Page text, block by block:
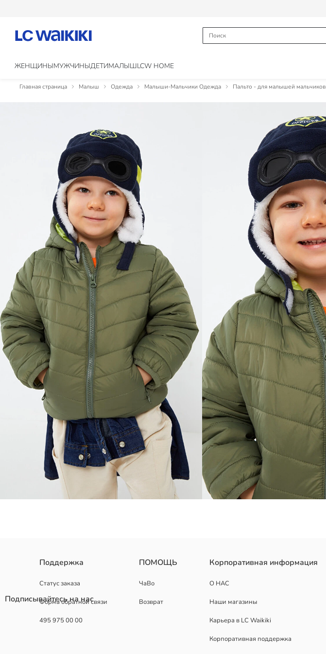
ЖЕНЩИНЫМУЖЧИНЫДЕТИМАЛЫШLCW HOME
Главная страница Малыш Одежда Малыши-Мальчики Одежда Пальто - для малышей мальчиков
Наполнитель:
Продавец:
Поддержка
Статус заказа
Форма обратной связи
495 975 00 00
ПОМОЩЬ
ЧаВо
Возврат
Корпоративная информация
О НАС
Наши магазины
Карьера в LC Waikiki
Корпоративная поддержка
Подписывайтесь на нас